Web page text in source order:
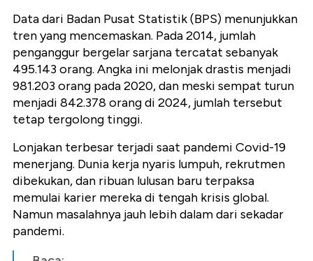
Data dari Badan Pusat Statistik (BPS) menunjukkan
tren yang mencemaskan. Pada 2014, jumlah
penganggur bergelar sarjana tercatat sebanyak
495.143 orang. Angka ini melonjak drastis menjadi
981.203 orang pada 2020, dan meski sempat turun
menjadi 842.378 orang di 2024, jumlah tersebut
tetap tergolong tinggi.
Lonjakan terbesar terjadi saat pandemi Covid-19
menerjang. Dunia kerja nyaris lumpuh, rekrutmen
dibekukan, dan ribuan lulusan baru terpaksa
memulai karier mereka di tengah krisis global.
Namun masalahnya jauh lebih dalam dari sekadar
pandemi.